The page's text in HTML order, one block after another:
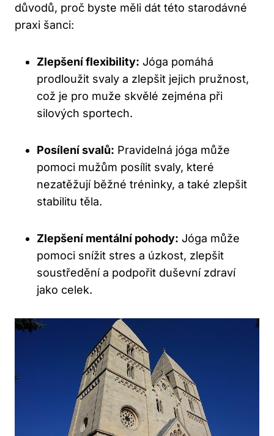
důvodů, proč byste měli dát této starodávné
praxi šanci:
Zlepšení flexibility: Jóga pomáhá
prodloužit svaly a zlepšit jejich pružnost,
což je pro muže skvělé zejména při
silových sportech.
Posílení svalů: Pravidelná jóga může
pomoci mužům posílit svaly, které
nezatěžují běžné tréninky, a také zlepšit
stabilitu těla.
Zlepšení mentální pohody: Jóga může
pomoci snížit stres a úzkost, zlepšit
soustředění a podpořit duševní zdraví
jako celek.